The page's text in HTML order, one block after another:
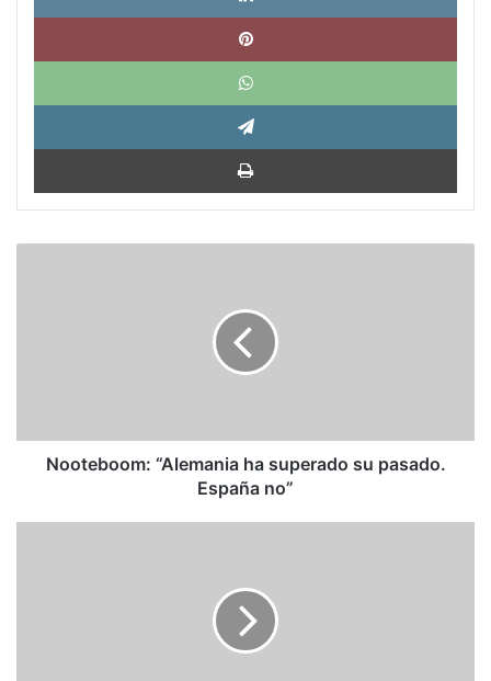
Nooteboom: “Alemania ha superado su pasado.
España no”